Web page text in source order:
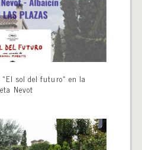
sol del futuro» en la
Nevot